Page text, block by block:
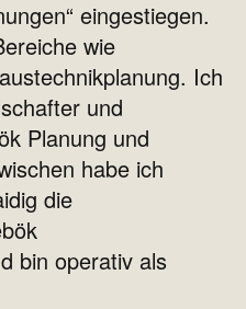
eingestiegen.
wie
Ich
und
Planung und
habe ich
die
bin operativ als